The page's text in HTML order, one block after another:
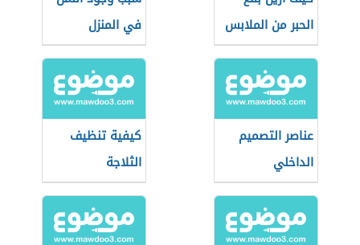
الحبر من الملابس
في المنزل
عناصر التصميم
الداخلي
كيفية تنظيف
الثلاجة